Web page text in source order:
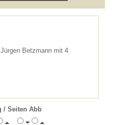
Betzmann mit 4
/ Seiten Abb